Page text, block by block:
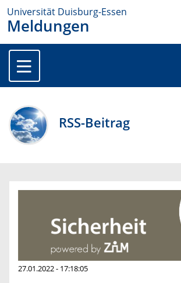
Universität Duisburg-Essen
Meldungen
RSS-Beitrag
27.01.2022 - 17:18:05